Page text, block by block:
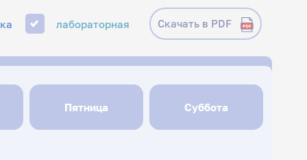
лабораторная Скачать в PDF
Пятница Суббота